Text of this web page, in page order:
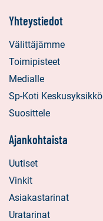
Yhteystiedot
Välittäjämme
Toimipisteet
Medialle
Sp-Koti Keskusyksikkö
Suosittele
Ajankohtaista
Uutiset
Vinkit
Asiakastarinat
Uratarinat